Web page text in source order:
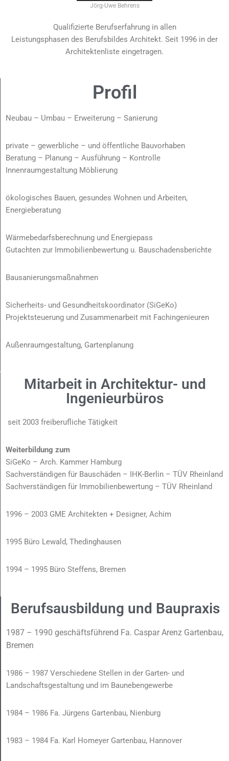
Jörg-Uwe Behrens
Qualifizierte Berufserfahrung in allen
Leistungsphasen des Berufsbildes Architekt. Seit 1996 in der
Architektenliste eingetragen.
Profil
Neubau – Umbau – Erweiterung – Sanierung
private – gewerbliche – und öffentliche Bauvorhaben
Beratung – Planung – Ausführung – Kontrolle
Innenraumgestaltung Möblierung
ökologisches Bauen, gesundes Wohnen und Arbeiten,
Energieberatung
Wärmebedarfsberechnung und Energiepass
Gutachten zur Immobilienbewertung u. Bauschadensberichte
Bausanierungsmaßnahmen
Sicherheits- und Gesundheitskoordinator (SiGeKo)
Projektsteuerung und Zusammenarbeit mit Fachingenieuren
Außenraumgestaltung, Gartenplanung
Mitarbeit in Architektur- und
Ingenieurbüros
seit 2003 freiberufliche Tätigkeit
Weiterbildung zum
SiGeKo – Arch. Kammer Hamburg
Sachverständigen für Bauschäden – IHK-Berlin – TÜV Rheinland
Sachverständigen für Immobilienbewertung – TÜV Rheinland
1996 – 2003 GME Architekten + Designer, Achim
1995 Büro Lewald, Thedinghausen
1994 – 1995 Büro Steffens, Bremen
Berufsausbildung und Baupraxis
1987 – 1990 geschäftsführend Fa. Caspar Arenz Gartenbau,
Bremen
1986 – 1987 Verschiedene Stellen in der Garten- und
Landschaftsgestaltung und im Baunebengewerbe
1984 – 1986 Fa. Jürgens Gartenbau, Nienburg
1983 – 1984 Fa. Karl Homeyer Gartenbau, Hannover